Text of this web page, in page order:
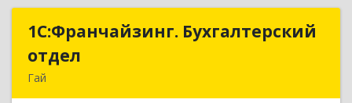
1С:Франчайзинг. Бухгалтерский
отдел
Гай
1С:Франчайзинг. Бухгалтерский